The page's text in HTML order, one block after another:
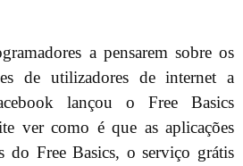
a pensarem sobre os
de utilizadores de internet a
lançou o Free Basics
ver como é que as aplicações
do Free Basics, o serviço grátis